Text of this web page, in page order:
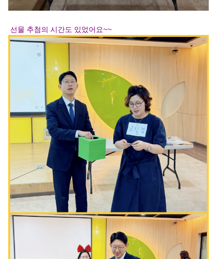
선물 추첨의 시간도 있었어요~~